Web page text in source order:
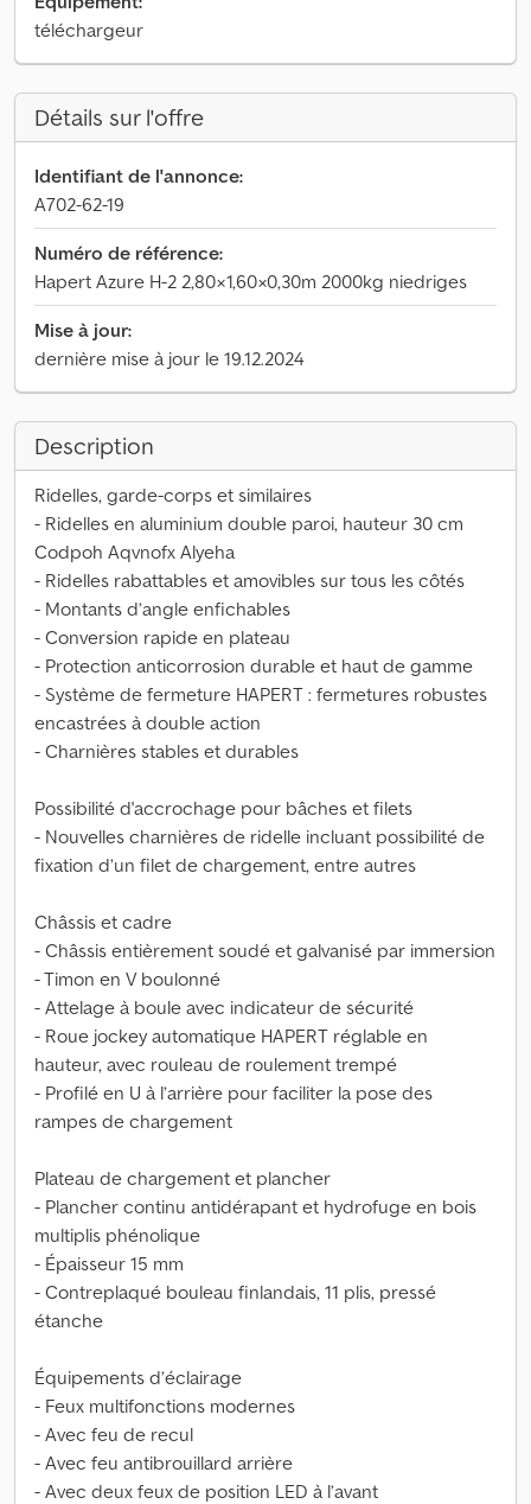
téléchargeur
Détails sur l'offre
Identifiant de l'annonce:
A702-62-19
Numéro de référence:
Hapert Azure H-2 2,80×1,60×0,30m 2000kg niedriges
Mise à jour:
dernière mise à jour le 19.12.2024
Description
Ridelles, garde-corps et similaires
- Ridelles en aluminium double paroi, hauteur 30 cm
Codpoh Aqvnofx Alyeha
- Ridelles rabattables et amovibles sur tous les côtés
- Montants d’angle enfichables
- Conversion rapide en plateau
- Protection anticorrosion durable et haut de gamme
- Système de fermeture HAPERT : fermetures robustes
encastrées à double action
- Charnières stables et durables
Possibilité d'accrochage pour bâches et filets
- Nouvelles charnières de ridelle incluant possibilité de
fixation d’un filet de chargement, entre autres
Châssis et cadre
- Châssis entièrement soudé et galvanisé par immersion
- Timon en V boulonné
- Attelage à boule avec indicateur de sécurité
- Roue jockey automatique HAPERT réglable en
hauteur, avec rouleau de roulement trempé
- Profilé en U à l’arrière pour faciliter la pose des
rampes de chargement
Plateau de chargement et plancher
- Plancher continu antidérapant et hydrofuge en bois
multiplis phénolique
- Épaisseur 15 mm
- Contreplaqué bouleau finlandais, 11 plis, pressé
étanche
Équipements d’éclairage
- Feux multifonctions modernes
- Avec feu de recul
- Avec feu antibrouillard arrière
- Avec deux feux de position LED à l’avant